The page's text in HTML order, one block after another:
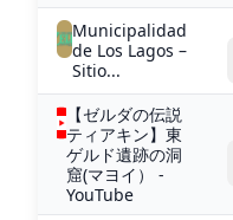
Municipalidad
de Los Lagos –
Sitio...
【ゼルダの伝説
ティアキン】東
ゲルド遺跡の洞
窟(マヨイ） -
YouTube